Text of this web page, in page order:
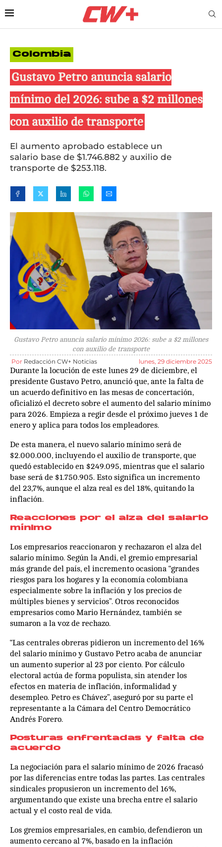
Colombia
Gustavo Petro anuncia salario
mínimo del 2026: sube a $2 millones
con auxilio de transporte
El aumento aprobado establece un
salario base de $1.746.882 y auxilio de
transporte de $253.118.
Gustavo Petro anuncia salario mínimo 2026: sube a $2 millones
con auxilio de transporte
Por Redacción CW+ Noticias lunes, 29 diciembre 2025
Durante la locución de este lunes 29 de diciembre, el
presidente Gustavo Petro, anunció que, ante la falta de
un acuerdo definitivo en las mesas de concertación,
oficializó el decreto sobre el aumento del salario mínimo
para 2026. Empieza a regir desde el próximo jueves 1 de
enero y aplica para todos los empleadores.
De esta manera, el nuevo salario mínimo será de
$2.000.000, incluyendo el auxilio de transporte, que
quedó establecido en $249.095, mientras que el salario
base será de $1.750.905. Esto significa un incremento
del 23,7%, aunque el alza real es del 18%, quitando la
inflación.
Reacciones por el alza del salario
mínimo
Los empresarios reaccionaron y rechazaron el alza del
salario mínimo. Según la Andi, el gremio empresarial
más grande del país, el incremento ocasiona “grandes
riesgos para los hogares y la economía colombiana
especialmente sobre la inflación y los precios de
múltiples bienes y servicios”. Otros reconocidos
empresarios como Mario Hernández, también se
sumaron a la voz de rechazo.
“Las centrales obreras pidieron un incremento del 16%
del salario mínimo y Gustavo Petro acaba de anunciar
un aumento superior al 23 por ciento. Por cálculo
electoral actúa de forma populista, sin atender los
efectos en materia de inflación, informalidad y
desempleo. Petro es Chávez”, aseguró por su parte el
representante a la Cámara del Centro Democrático
Andrés Forero.
Posturas enfrentadas y falta de
acuerdo
La negociación para el salario mínimo de 2026 fracasó
por las diferencias entre todas las partes. Las centrales
sindicales propusieron un incremento del 16%,
argumentando que existe una brecha entre el salario
actual y el costo real de vida.
Los gremios empresariales, en cambio, defendieron un
aumento cercano al 7%, basado en la inflación